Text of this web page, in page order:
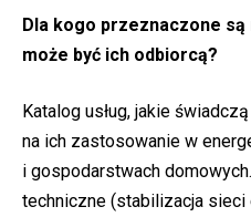
Dla kogo przeznaczone
może być ich odbiorcą?
Katalog usług, jakie
na ich zastosowanie w
i gospodarstwach
techniczne (stabilizacja sieci